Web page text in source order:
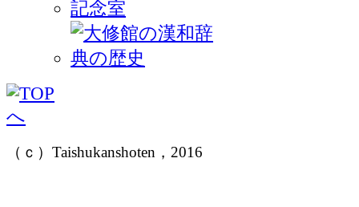
（ｃ）Taishukanshoten，2016